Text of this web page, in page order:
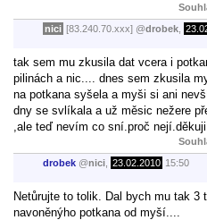
nici [83.240.70.xxx] @drobek
tak sem mu zkusila dat vcera i
pilinách a nic.... dnes sem zkusila
na potkana syšela a myši si ani
dny se svlíkala a už měsic nežere
,ale teď nevím co sní.proč
drobek @nici 23.02.2010 15:50
Netůrujte to tolik. Dal bych mu tak 3
navoněnýho potkana od myší....